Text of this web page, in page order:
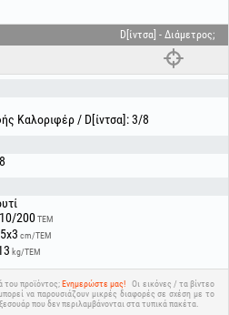
στους χώρους και στην
D[ίντσα] - Διάμετρος;
Καλοριφέρ / D[ίντσα]: 3/8
200ΤΕΜ
cm/ΤΕΜ
kg/ΤΕΜ
του προϊόντος;Ενημερώστε μας!
Οι εικόνες / τα βίντεο
να παρουσιάζουν μικρές διαφορές σε σχέση με το
που δεν περιλαμβάνονται στα τυπικά πακέτα.